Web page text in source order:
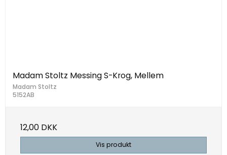
Madam Stoltz Messing S-Krog, Mellem
Madam Stoltz
5152AB
12,00 DKK
Vis produkt